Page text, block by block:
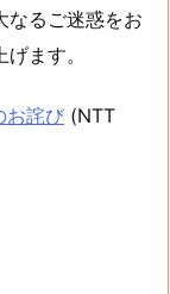
なるご迷惑をお
ます。
お詫び (NTT